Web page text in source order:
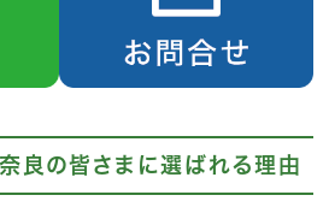
良の皆さまに選ばれる理由